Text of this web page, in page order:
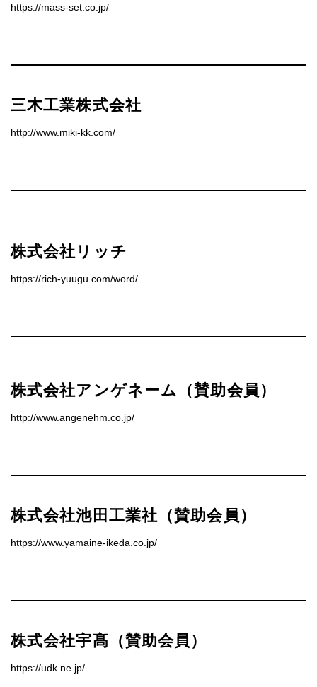
https://mass-set.co.jp/
三木工業株式会社
http://www.miki-kk.com/
株式会社リッチ
https://rich-yuugu.com/word/
株式会社アンゲネーム（賛助会員）
http://www.angenehm.co.jp/
株式会社池田工業社（賛助会員）
https://www.yamaine-ikeda.co.jp/
株式会社宇髙（賛助会員）
https://udk.ne.jp/